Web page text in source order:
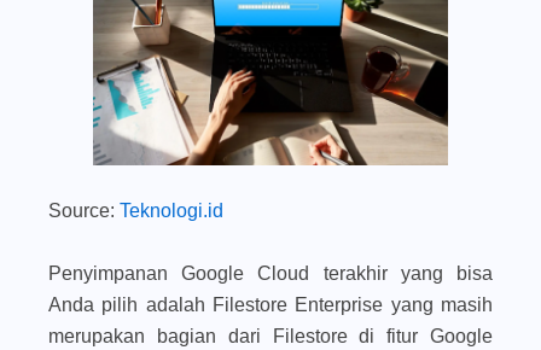
Source: Teknologi.id
Penyimpanan Google Cloud terakhir yang bisa
Anda pilih adalah Filestore Enterprise yang masih
merupakan bagian dari Filestore di fitur Google